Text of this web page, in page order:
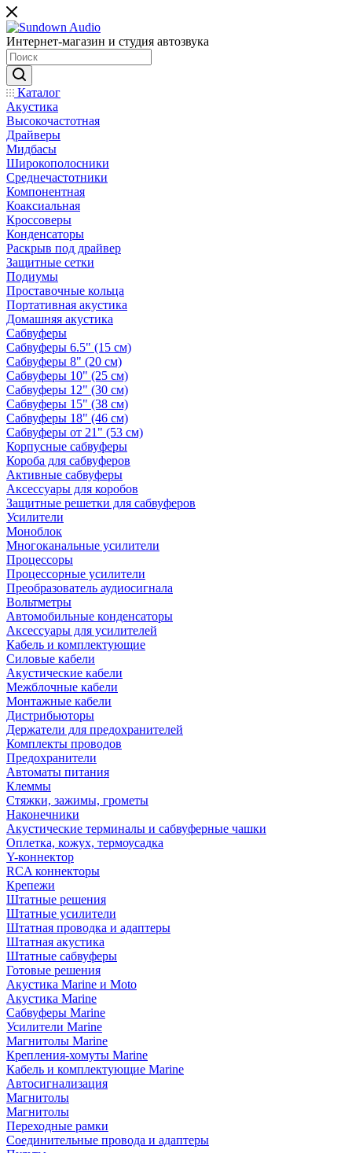
Интернет-магазин и студия автозвука
Каталог
Акустика
Высокочастотная
Драйверы
Мидбасы
Широкополосники
Среднечастотники
Компонентная
Коаксиальная
Кроссоверы
Конденсаторы
Раскрыв под драйвер
Защитные сетки
Подиумы
Проставочные кольца
Портативная акустика
Домашняя акустика
Сабвуферы
Сабвуферы 6.5" (15 см)
Сабвуферы 8" (20 см)
Сабвуферы 10" (25 см)
Сабвуферы 12" (30 см)
Сабвуферы 15" (38 см)
Сабвуферы 18" (46 см)
Сабвуферы от 21" (53 см)
Корпусные сабвуферы
Короба для сабвуферов
Активные сабвуферы
Аксессуары для коробов
Защитные решетки для сабвуферов
Усилители
Моноблок
Многоканальные усилители
Процессоры
Процессорные усилители
Преобразователь аудиосигнала
Вольтметры
Автомобильные конденсаторы
Аксессуары для усилителей
Кабель и комплектующие
Силовые кабели
Акустические кабели
Межблочные кабели
Монтажные кабели
Дистрибьюторы
Держатели для предохранителей
Комплекты проводов
Предохранители
Автоматы питания
Клеммы
Стяжки, зажимы, грометы
Наконечники
Акустические терминалы и сабвуферные чашки
Оплетка, кожух, термоусадка
Y-коннектор
RCA коннекторы
Крепежи
Штатные решения
Штатные усилители
Штатная проводка и адаптеры
Штатная акустика
Штатные сабвуферы
Готовые решения
Акустика Marine и Moto
Акустика Marine
Сабвуферы Marine
Усилители Marine
Магнитолы Marine
Крепления-хомуты Marine
Кабель и комплектующие Marine
Автосигнализация
Магнитолы
Магнитолы
Переходные рамки
Соединительные провода и адаптеры